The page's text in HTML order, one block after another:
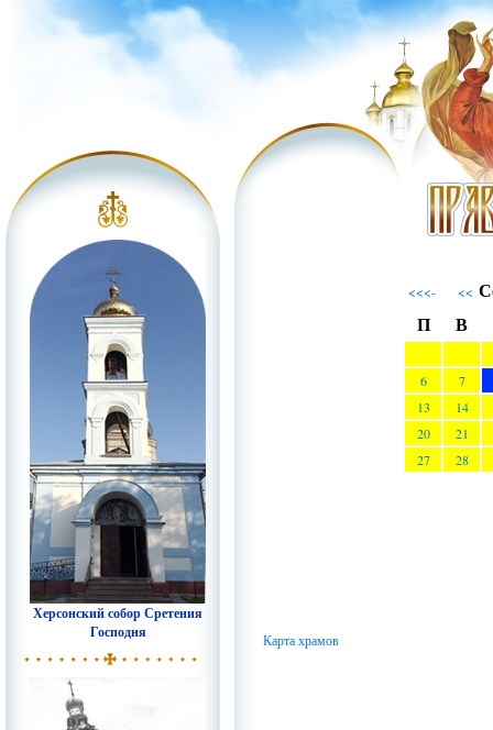
Херсонский собор Сретения
Господня
<<<- <<
П
В
6
7
13
14
20
21
27
28
Карта храмов